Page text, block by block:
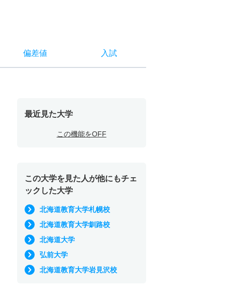
偏差値 入試
最近見た大学
この機能をOFF
この大学を見た人が他にもチェ
ックした大学
北海道教育大学札幌校
北海道教育大学釧路校
北海道大学
弘前大学
北海道教育大学岩見沢校